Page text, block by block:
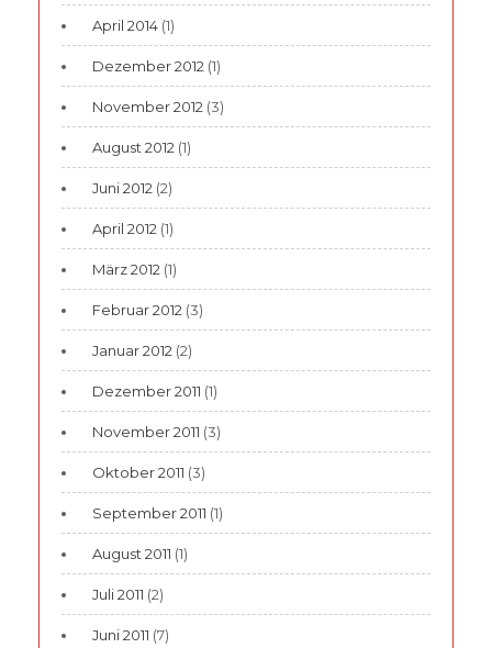
April 2014 (1)
Dezember 2012 (1)
November 2012 (3)
August 2012 (1)
Juni 2012 (2)
April 2012 (1)
März 2012 (1)
Februar 2012 (3)
Januar 2012 (2)
Dezember 2011 (1)
November 2011 (3)
Oktober 2011 (3)
September 2011 (1)
August 2011 (1)
Juli 2011 (2)
Juni 2011 (7)